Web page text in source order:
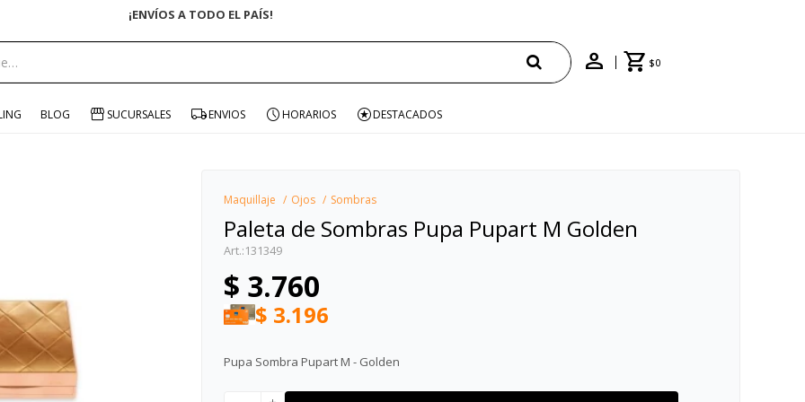
ENVÍO GRATIS EN COMPRAS +$1500 CON CUPÓN "ENVÍO"
$0
BLOG SUCURSALES ENVIOS HORARIOS DESTACADOS
Maquillaje Ojos Sombras
Paleta de Sombras Pupa Pupart M Golden
131349
$ 3.760
$ 3.196
Pupa Sombra Pupart M - Golden